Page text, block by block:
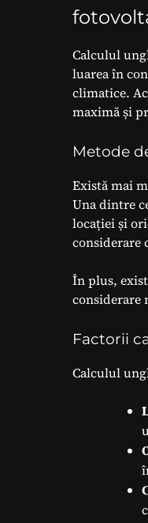
Calculul
luarea în
climatice.
maximă și
Metode
Există mai
Una dintre
locației și
considerare
În plus,
considerare
Factorii
Calculul